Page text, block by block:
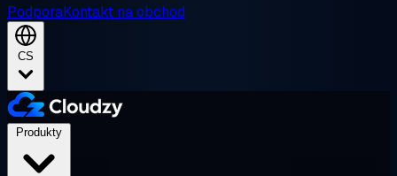
PodporaKontakt na obchod
CS